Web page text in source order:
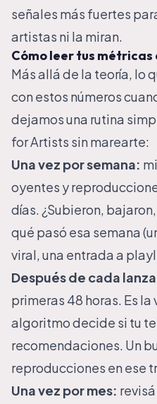
señales más fuertes
artistas ni la miran.
Cómo leer tus
Más allá de la teoría, lo
con estos números
dejamos una rutina
for Artists sin marearte:
Una vez por semana:
oyentes y
días. ¿Subieron,
qué pasó esa semana
viral, una entrada a
Después de cada
primeras 48 horas. Es
algoritmo decide si tu
recomendaciones. Un
reproducciones en ese
Una vez por mes: